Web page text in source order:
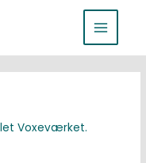
MAIN
MENU
Voxeværket.